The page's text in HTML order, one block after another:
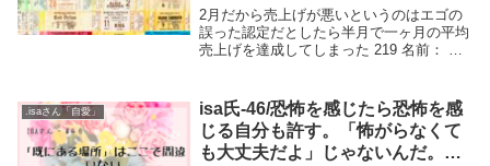
げを達成してしまった
2月だから売上げが悪いというのはエゴの
誤った認定だとしたら半月で一ヶ月の平均
売上げを達成してしまった 219 名前： 本
その気持...
.isaさん「自愛」
isa氏-46/恐怖を感じたら恐怖を感
じる自分も許す。「怖がらなくて
も大丈夫だよ」じゃないんだ。